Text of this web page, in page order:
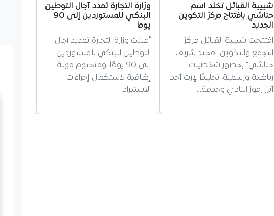
شبيبة القبائل تخلّد اسم
حناشي بافتتاح مركز التكوين
الجديد
افتتحت شبيبة القبائل مركز
التجمع والتكوين "محند شريف
حناشي" بحضور شخصيات
رياضية ورسمية، تخليدًا لإرث أحد
أبرز رموز النادي وخدمة…
وزارة التجارة تمدد آجال التوطين
البنكي للمستوردين إلى 90
يوما
أعلنت وزارة التجارة تمديد آجال
التوطين البنكي للمستوردين
إلى 90 يومًا، ومنحتهم مهلة
إضافية لاستكمال إجراءات
الاستيراد.